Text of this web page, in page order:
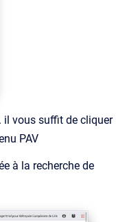
il vous suffit de cliquer
PAV
à la recherche de